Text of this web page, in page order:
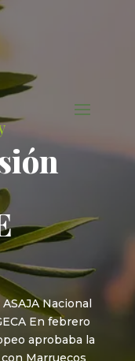
Nacional
En febrero
aprobaba la
Marruecos